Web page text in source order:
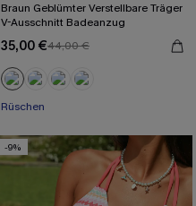
Braun Geblümter Verstellbare Träger
V-Ausschnitt Badeanzug
35,00 €44,00 €
Rüschen
-9%